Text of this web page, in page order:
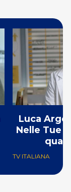
Luca
Nelle Tue
TV ITALIANA